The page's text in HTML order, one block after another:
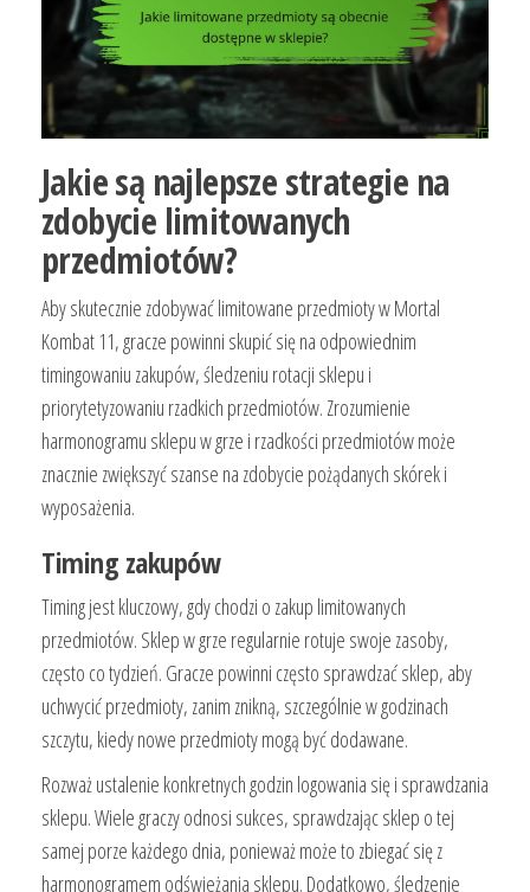
Jakie są najlepsze strategie na
zdobycie limitowanych
przedmiotów?
Aby skutecznie zdobywać limitowane przedmioty w Mortal
Kombat 11, gracze powinni skupić się na odpowiednim
timingowaniu zakupów, śledzeniu rotacji sklepu i
priorytetyzowaniu rzadkich przedmiotów. Zrozumienie
harmonogramu sklepu w grze i rzadkości przedmiotów może
znacznie zwiększyć szanse na zdobycie pożądanych skórek i
wyposażenia.
Timing zakupów
Timing jest kluczowy, gdy chodzi o zakup limitowanych
przedmiotów. Sklep w grze regularnie rotuje swoje zasoby,
często co tydzień. Gracze powinni często sprawdzać sklep, aby
uchwycić przedmioty, zanim znikną, szczególnie w godzinach
szczytu, kiedy nowe przedmioty mogą być dodawane.
Rozważ ustalenie konkretnych godzin logowania się i sprawdzania
sklepu. Wiele graczy odnosi sukces, sprawdzając sklep o tej
samej porze każdego dnia, ponieważ może to zbiegać się z
harmonogramem odświeżania sklepu. Dodatkowo, śledzenie